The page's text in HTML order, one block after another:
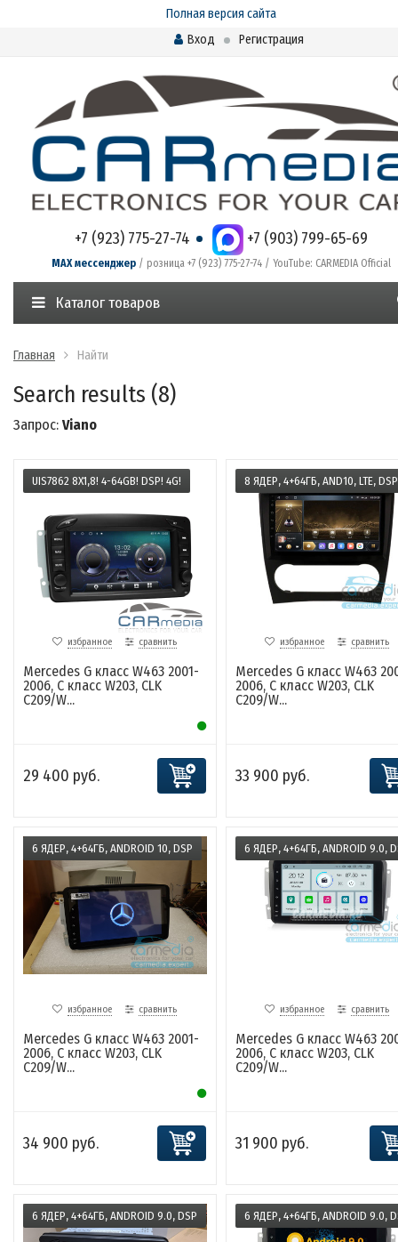
Полная версия сайта
Вход
Регистрация
+7 (923) 775-27-74 +7 (903) 799-65-69
MAX мессенджер/ розница +7 (923) 775-27-74 / YouTube: CARMEDIA Official
Каталог товаров
Главная Найти
Search results (8)
Запрос: Viano
UIS7862 8X1,8! 4-64GB! DSP! 4G!
избранное сравнить
Mercedes G класс W463 2001-
2006, C класс W203, CLK
C209/W...
29 400 руб.
8 ЯДЕР, 4+64ГБ, AND10, LTE, DSP
избранное сравнить
Mercedes G класс W463
2006, C класс W203, CLK
C209/W...
33 900 руб.
6 ЯДЕР, 4+64ГБ, ANDROID 10, DSP
избранное сравнить
Mercedes G класс W463 2001-
2006, C класс W203, CLK
C209/W...
34 900 руб.
6 ЯДЕР, 4+64ГБ, ANDROID 9.0,
избранное сравнить
Mercedes G класс W463
2006, C класс W203, CLK
C209/W...
31 900 руб.
6 ЯДЕР, 4+64ГБ, ANDROID 9.0, DSP 6 ЯДЕР, 4+64ГБ, ANDROID 9.0,